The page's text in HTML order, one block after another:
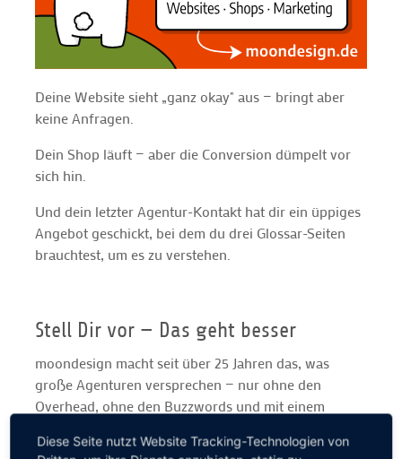
Deine Website sieht „ganz okay" aus — bringt aber
keine Anfragen.
Dein Shop läuft — aber die Conversion dümpelt vor
sich hin.
Und dein letzter Agentur-Kontakt hat dir ein üppiges
Angebot geschickt, bei dem du drei Glossar-Seiten
brauchtest, um es zu verstehen.
Stell Dir vor — Das geht besser
moondesign macht seit über 25 Jahren das, was
große Agenturen versprechen — nur ohne den
Overhead, ohne den Buzzwords und mit einem
der Praktikant. Nicht der Projektmanager, der dein
Diese Seite nutzt Website Tracking-Technologien von